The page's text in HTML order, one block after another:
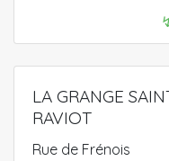
LA GRANGE
RAVIOT
Rue de Frénois